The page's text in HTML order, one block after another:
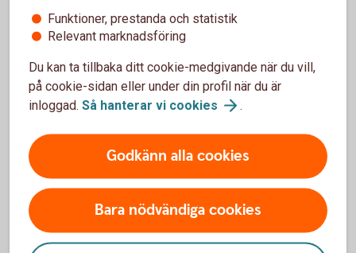
Värdepapperstjänst IP-depå
IP-depå är ett bra alternativ för dig som vill förvalta
ditt Individuella pensionssparande (IPS) genom att
göra egna värdepappersaffärer.
Värdepapperstjänst
Funktioner, prestanda och statistik
Relevant marknadsföring
Du kan ta tillbaka ditt cookie-medgivande när du vill,
på cookie-sidan eller under din profil när du är
inloggad. Så hanterar vi cookies .
Godkänn alla cookies
Bara nödvändiga cookies